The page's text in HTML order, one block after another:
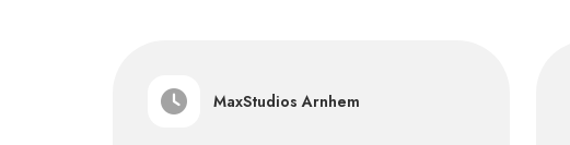
MaxStudios Arnhem